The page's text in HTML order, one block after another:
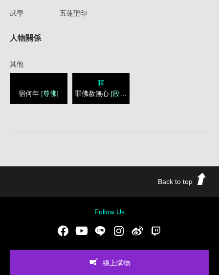
武學 五蓮聖印
人物關係
其他
宿何年 [尊佛]
釋
罪佛赦無心 [段念]
Back to top
Follow Us
FacebookYoutubeLINE Instgram新浪微博
線上購物